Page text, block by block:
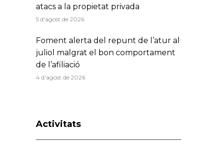
atacs a la propietat privada
5 d'agost de 2026
Foment alerta del repunt de l’atur al
juliol malgrat el bon comportament
de l’afiliació
4 d'agost de 2026
Activitats